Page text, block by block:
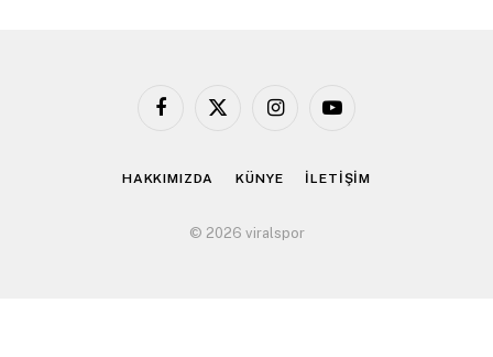
Facebook
X
InstagramYouTube
HAKKIMIZDA KÜNYE İLETİŞİM
© 2026 viralspor